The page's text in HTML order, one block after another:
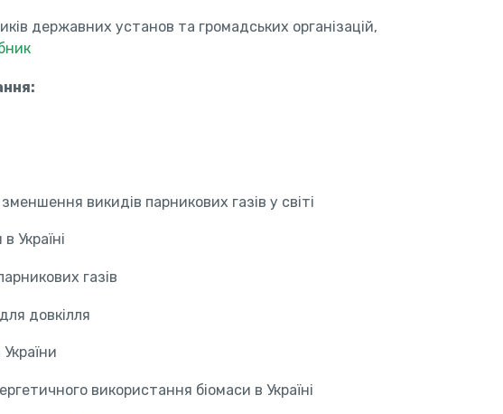
державних установ та громадських організацій,
викидів парникових газів у світі
Україні
газів
довкілля
використання біомаси в Україні